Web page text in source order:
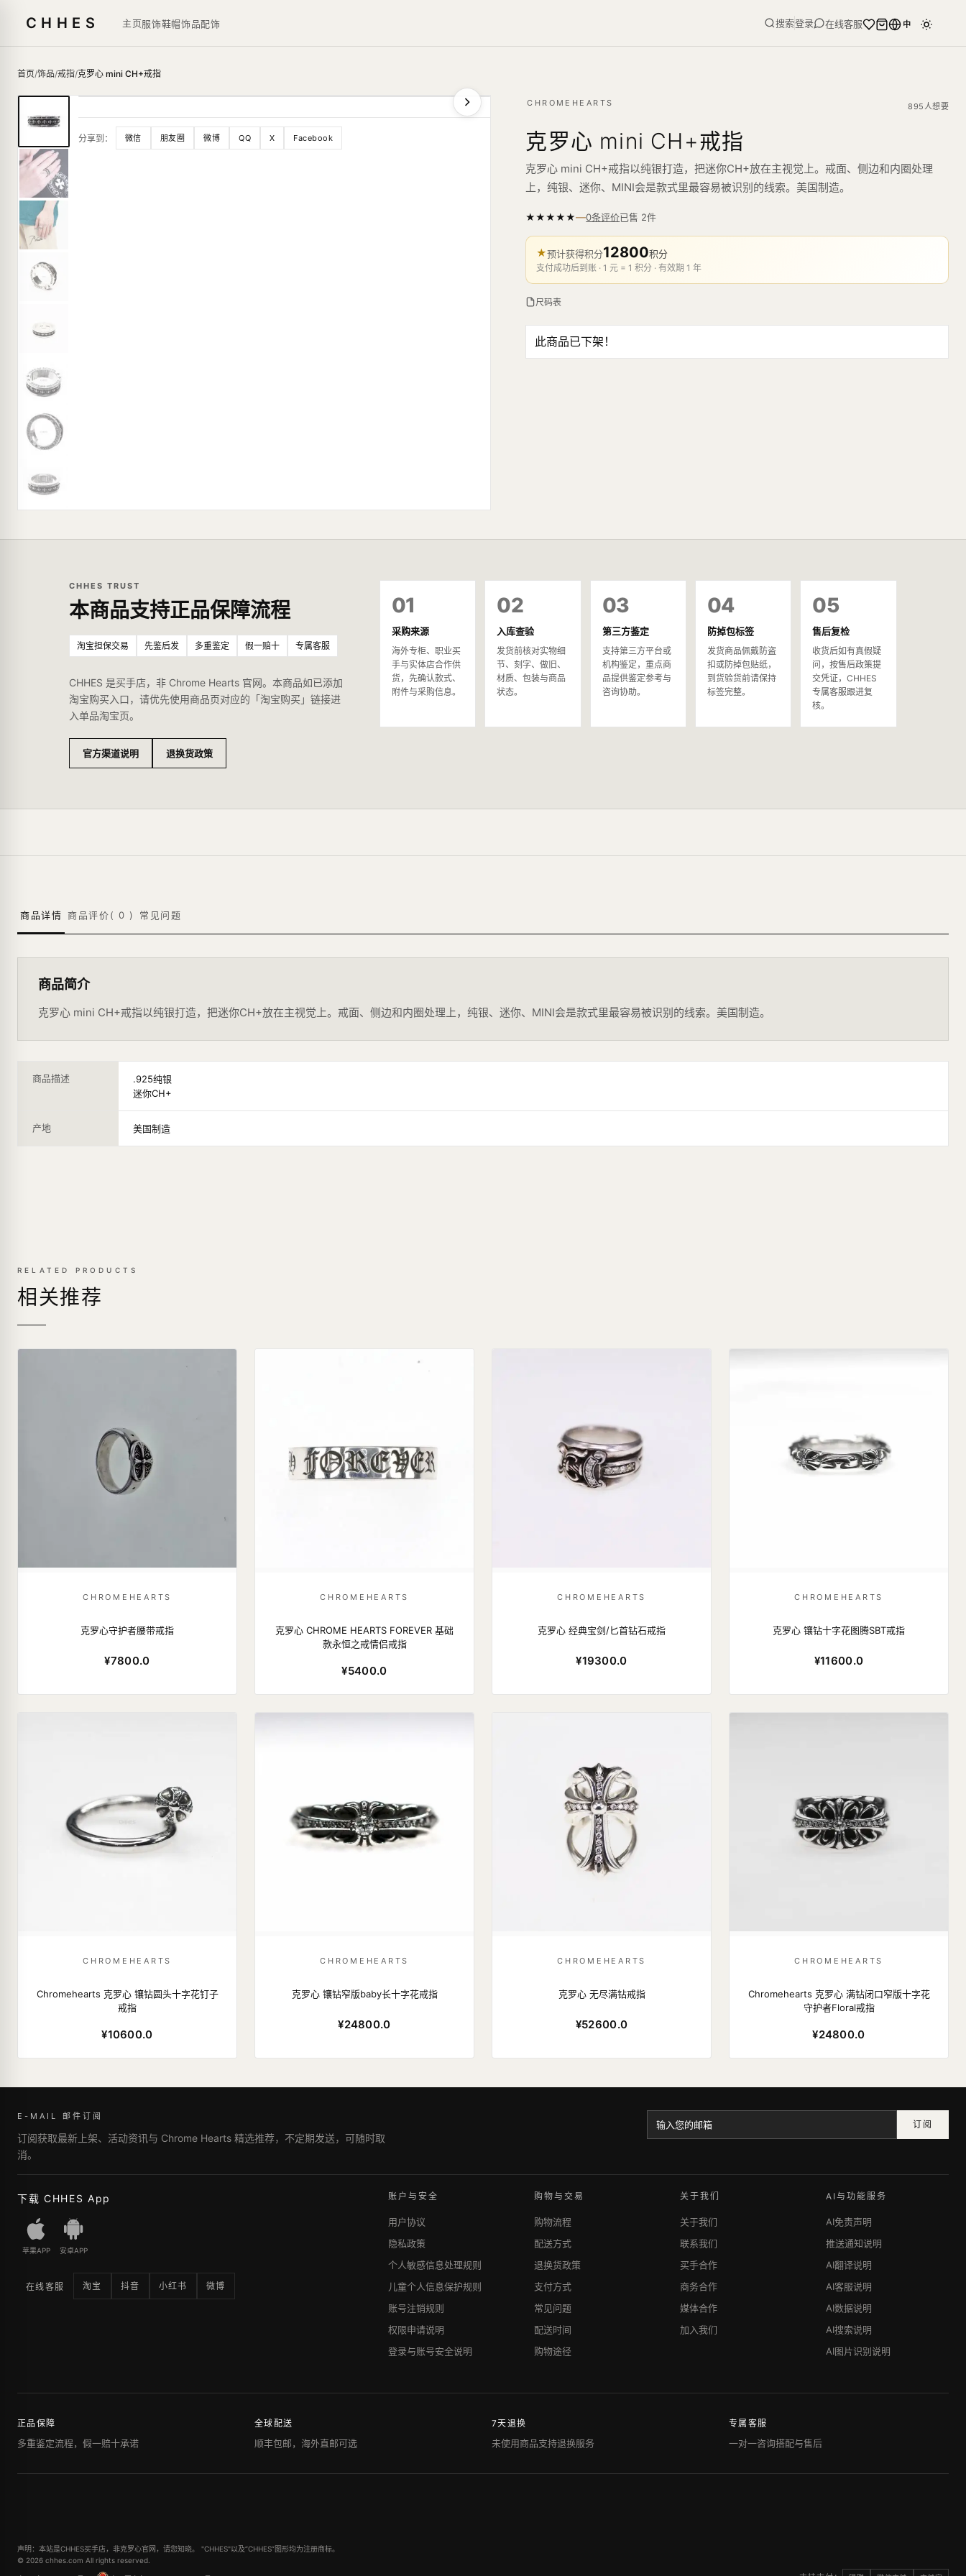
CHHES 主页服饰鞋帽饰品配饰 搜索登录 在线客服 中
首页/饰品/戒指/克罗心 mini CH+戒指
分享到： 微信 朋友圈 微博 QQ X Facebook
CHROMEHEARTS 895人想要
克罗心 mini CH+戒指
克罗心 mini CH+戒指以纯银打造，把迷你CH+放在主视觉上。戒面、侧边和内圈处理
上，纯银、迷你、MINI会是款式里最容易被识别的线索。美国制造。
★★★★★—0条评价已售 2件
★预计获得积分12800积分
支付成功后到账 · 1 元 = 1 积分 · 有效期 1 年
尺码表
此商品已下架！
CHHES TRUST
本商品支持正品保障流程
淘宝担保交易 先鉴后发 多重鉴定 假一赔十 专属客服
CHHES 是买手店，非 Chrome Hearts 官网。本商品如已添加
淘宝购买入口，请优先使用商品页对应的「淘宝购买」链接进
入单品淘宝页。
官方渠道说明 退换货政策
01
采购来源
海外专柜、职业买
手与实体店合作供
货，先确认款式、
附件与采购信息。
02
入库查验
发货前核对实物细
节、刻字、做旧、
材质、包装与商品
状态。
03
第三方鉴定
支持第三方平台或
机构鉴定，重点商
品提供鉴定参考与
咨询协助。
04
防掉包标签
发货商品佩戴防盗
扣或防掉包贴纸，
到货验货前请保持
标签完整。
05
售后复检
收货后如有真假疑
问，按售后政策提
交凭证，CHHES
专属客服跟进复
核。
商品详情 商品评价( 0 ) 常见问题
商品简介
克罗心 mini CH+戒指以纯银打造，把迷你CH+放在主视觉上。戒面、侧边和内圈处理上，纯银、迷你、MINI会是款式里最容易被识别的线索。美国制造。
商品描述
.925纯银
迷你CH+
产地 美国制造
RELATED PRODUCTS
相关推荐
CHROMEHEARTS
克罗心守护者腰带戒指
¥7800.0
CHROMEHEARTS
克罗心 CHROME HEARTS FOREVER 基础
款永恒之戒情侣戒指
¥5400.0
CHROMEHEARTS
克罗心 经典宝剑/匕首钻石戒指
¥19300.0
CHROMEHEARTS
克罗心 镶钻十字花图腾SBT戒指
¥11600.0
CHROMEHEARTS
Chromehearts 克罗心 镶钻圆头十字花钉子
戒指
¥10600.0
CHROMEHEARTS
克罗心 镶钻窄版baby长十字花戒指
¥24800.0
CHROMEHEARTS
克罗心 无尽满钻戒指
¥52600.0
CHROMEHEARTS
Chromehearts 克罗心 满钻闭口窄版十字花
守护者Floral戒指
¥24800.0
E-MAIL 邮件订阅
订阅获取最新上架、活动资讯与 Chrome Hearts 精选推荐，不定期发送，可随时取
消。
订阅
下载 CHHES App
苹果APP 安卓APP
在线客服 淘宝 抖音 小红书 微博
账户与安全
用户协议
隐私政策
个人敏感信息处理规则
儿童个人信息保护规则
账号注销规则
权限申请说明
登录与账号安全说明
购物与交易
购物流程
配送方式
退换货政策
支付方式
常见问题
配送时间
购物途径
关于我们
关于我们
联系我们
买手合作
商务合作
媒体合作
加入我们
AI与功能服务
AI免责声明
推送通知说明
AI翻译说明
AI客服说明
AI数据说明
AI搜索说明
AI图片识别说明
正品保障
多重鉴定流程，假一赔十承诺
全球配送
顺丰包邮，海外直邮可选
7天退换
未使用商品支持退换服务
专属客服
一对一咨询搭配与售后
声明：本站是CHHES买手店，非克罗心官网，请您知晓。 "CHHES"以及“CHHES”图形均为注册商标。
© 2026 chhes.com All rights reserved.